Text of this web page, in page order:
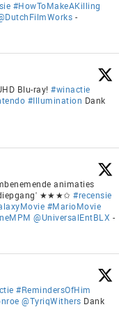
#HowToMakeAKilling
-
Blu-ray! #winactie
#Illumination Dank
animaties
diepgang' ★★★✩ #recensie
#MarioMovie
@UniversalEntBLX -
#RemindersOfHim
@TyriqWithers Dank